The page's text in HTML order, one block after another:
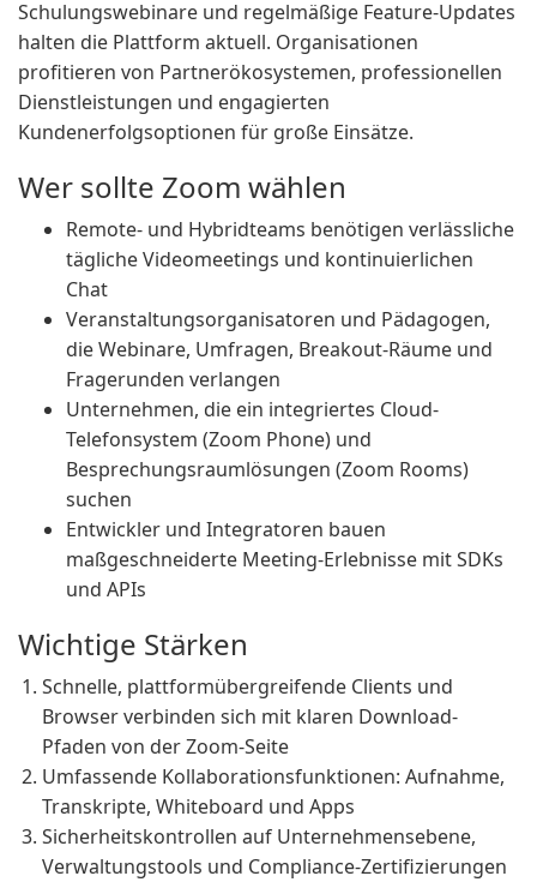
Schulungswebinare und regelmäßige Feature-Updates
halten die Plattform aktuell. Organisationen
profitieren von Partnerökosystemen, professionellen
Dienstleistungen und engagierten
Kundenerfolgsoptionen für große Einsätze.
Wer sollte Zoom wählen
Remote- und Hybridteams benötigen verlässliche
tägliche Videomeetings und kontinuierlichen
Chat
Veranstaltungsorganisatoren und Pädagogen,
die Webinare, Umfragen, Breakout-Räume und
Fragerunden verlangen
Unternehmen, die ein integriertes Cloud-
Telefonsystem (Zoom Phone) und
Besprechungsraumlösungen (Zoom Rooms)
suchen
Entwickler und Integratoren bauen
maßgeschneiderte Meeting-Erlebnisse mit SDKs
und APIs
Wichtige Stärken
Schnelle, plattformübergreifende Clients und
Browser verbinden sich mit klaren Download-
Pfaden von der Zoom-Seite
Umfassende Kollaborationsfunktionen: Aufnahme,
Transkripte, Whiteboard und Apps
Sicherheitskontrollen auf Unternehmensebene,
Verwaltungstools und Compliance-Zertifizierungen